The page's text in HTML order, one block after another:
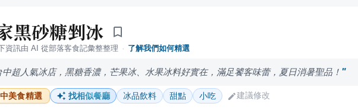
黑砂糖剉冰
資訊由 AI 從部落客食記彙整整理 · 了解我們如何精選
中超人氣冰店，黑糖香濃，芒果冰、水果冰料好實在，滿足饕客味蕾，夏日消暑聖品！
美食精選 找相似餐廳 冰品飲料 甜點 小吃 建議修改